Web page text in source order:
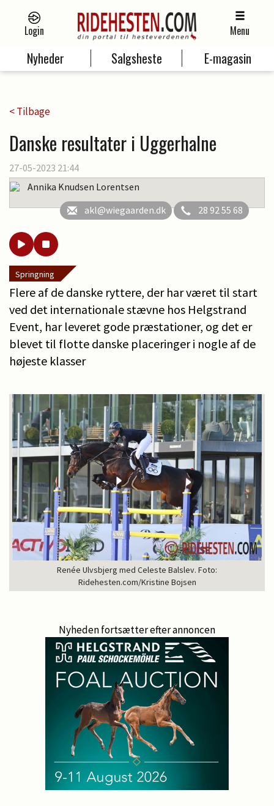
Login Menu
Nyheder Salgsheste E-magasin
< Tilbage
Danske resultater i Uggerhalne
27-05-2023 21:44
Annika Knudsen Lorentsen
akl@wiegaarden.dk
28 92 55 68
Springning
Flere af de danske ryttere, der har været til start
ved det internationale stævne hos Helgstrand
Event, har leveret gode præstationer, og det er
blevet til flotte danske placeringer i nogle af de
højeste klasser
Renée Ulvsbjerg med Celeste Balslev. Foto:
Ridehesten.com/Kristine Bojsen
Nyheden fortsætter efter annoncen